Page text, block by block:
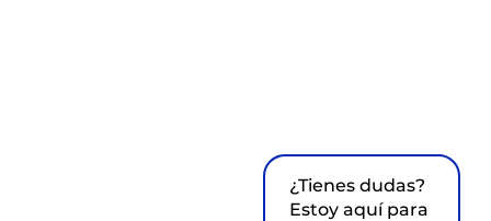
¿Tienes dudas?
Estoy aquí para